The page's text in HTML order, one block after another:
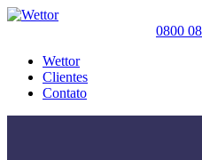
0800
Wettor
Clientes
Contato